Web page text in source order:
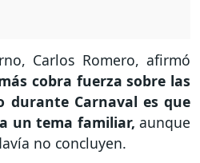
Carlos Romero, afirmó
cobra fuerza sobre las
durante Carnaval es que
un tema familiar, aunque
no concluyen.